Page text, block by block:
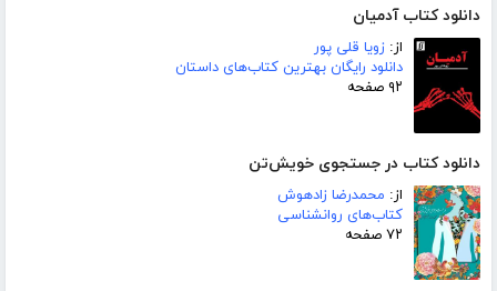
دانلود کتاب آدمیان
از: زویا قلی پور
دانلود رایگان بهترین کتاب‌های داستان
۹۲ صفحه
دانلود کتاب در جستجوی خویش‌تن
از: محمدرضا زادهوش
کتاب‌های روانشناسی
۷۲ صفحه